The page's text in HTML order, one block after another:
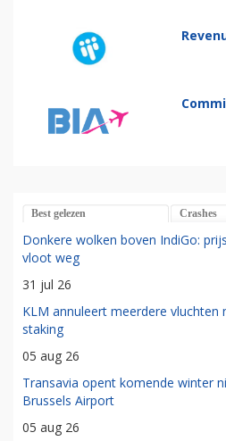
Best gelezen Crashes
Donkere wolken boven IndiGo:
vloot weg
31 jul 26
KLM annuleert meerdere vluchten
staking
05 aug 26
Transavia opent komende winter
Brussels Airport
05 aug 26